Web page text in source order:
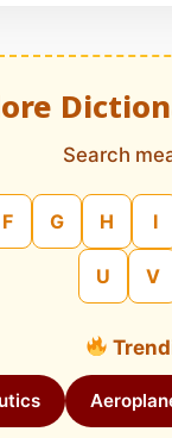
Search
F G H I
U V